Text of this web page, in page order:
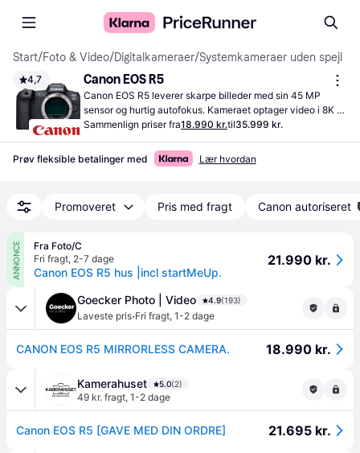
Start/Foto & Video/Digitalkameraer/Systemkameraer uden spejl
4,7 Canon EOS R5
Canon EOS R5 leverer skarpe billeder med sin 45 MP
sensor og hurtig autofokus. Kameraet optager video i 8K
og tilbyder effektiv billedstabilisering.
Sammenlign priser fra18.990 kr.til35.999 kr.
Prøv fleksible betalinger med Lær hvordan
Promoveret Pris med fragt Canon autoriseret
ANNONCE
Fra Foto/C
Fri fragt, 2-7 dage
Canon EOS R5 hus |incl startMeUp.
21.990 kr.
Goecker Photo | Video 4.9(193)
Laveste pris·Fri fragt, 1-2 dage
CANON EOS R5 MIRRORLESS CAMERA. 18.990 kr.
Kamerahuset 5.0(2)
49 kr. fragt, 1-2 dage
Canon EOS R5 [GAVE MED DIN ORDRE] 21.695 kr.